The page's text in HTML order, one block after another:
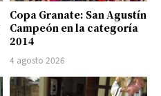
Copa Granate: San Agustín
Campeón en la categoría
2014
4 agosto 2026